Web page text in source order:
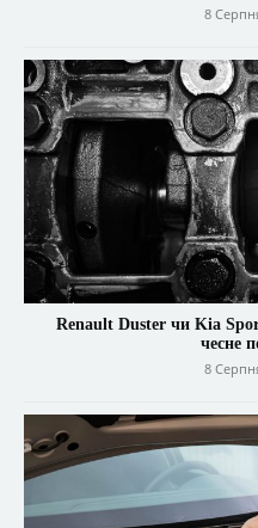
8
Renault Duster чи Kia
чесне
8